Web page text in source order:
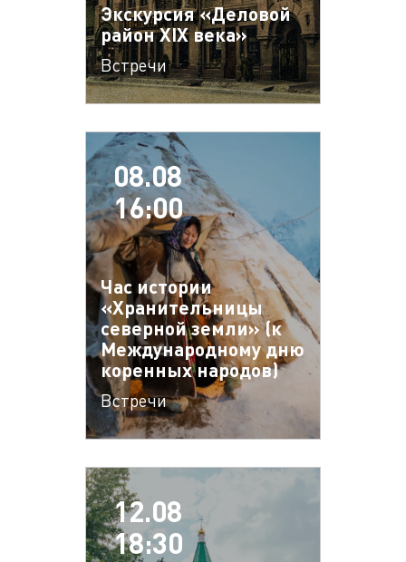
Экскурсия «Деловой
район XIX века»
Встречи
08.08
16:00
Час истории
«Хранительницы
северной земли» (к
Международному дню
коренных народов)
Встречи
12.08
18:30